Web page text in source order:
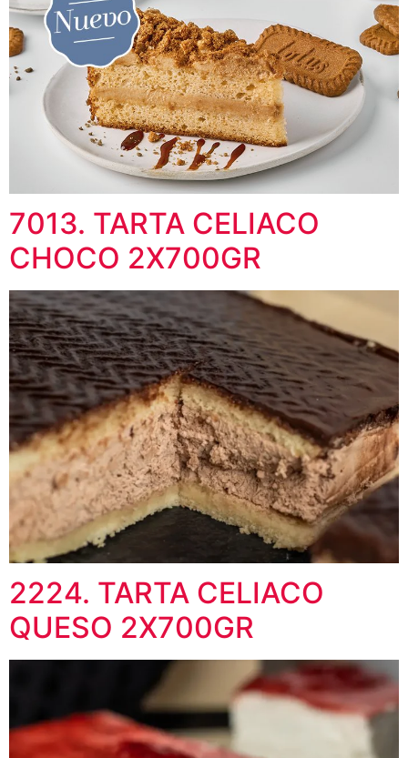
7013. TARTA CELIACO
CHOCO 2X700GR
2224. TARTA CELIACO
QUESO 2X700GR